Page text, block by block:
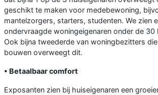
geschikt te maken voor medebewoning,
mantelzorgers, starters, studenten. We zien
ondervraagde woningeigenaren onder de 30
Ook bijna tweederde van woningbezitters
bouwen overweegt dit.
• Betaalbaar comfort
Exposanten zien bij huiseigenaren een